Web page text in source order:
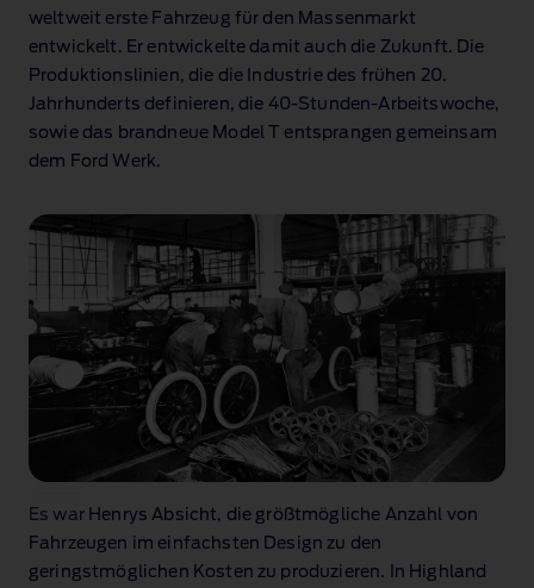
weltweit erste Fahrzeug für den Massenmarkt
entwickelt. Er entwickelte damit auch die Zukunft. Die
Produktionslinien, die die Industrie des frühen 20.
Jahrhunderts definieren, die 40‑Stunden‑Arbeitswoche,
sowie das brandneue Model T entsprangen gemeinsam
dem Ford Werk.
Es war Henrys Absicht, die größtmögliche Anzahl von
Fahrzeugen im einfachsten Design zu den
geringstmöglichen Kosten zu produzieren. In Highland